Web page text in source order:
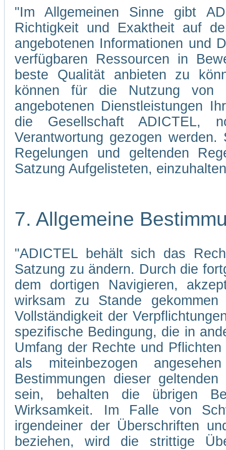
"Im Allgemeinen Sinne gibt
Richtigkeit und Exaktheit auf
angebotenen Informationen und
verfügbaren Ressourcen in
beste Qualität anbieten zu
können für die Nutzung von
angebotenen Dienstleistungen
die Gesellschaft ADICTEL,
Verantwortung gezogen
Regelungen und geltenden
Satzung Aufgelisteten,
7. Allgemeine
"ADICTEL behält sich das
Satzung zu ändern. Durch die
dem dortigen Navigieren,
wirksam zu Stande
Vollständigkeit der
spezifische Bedingung, die in
Umfang der Rechte und
als miteinbezogen
Bestimmungen dieser
sein, behalten die übrigen
Wirksamkeit. Im Falle von
irgendeiner der Überschriften
beziehen, wird die strittige